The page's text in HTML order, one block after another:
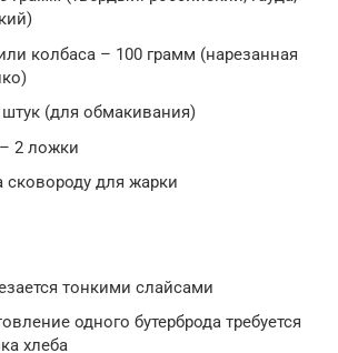
колбаса – 100 грамм (нарезанная
(для обмакивания)
2 ложки
сковороду для жарки
тонкими слайсами
одного бутерброда требуется
хлеба